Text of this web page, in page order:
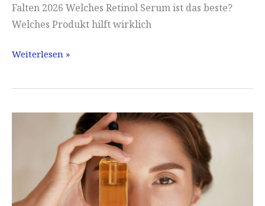
Falten 2026 Welches Retinol Serum ist das beste?
Welches Produkt hilft wirklich
Retinol
Weiterlesen »